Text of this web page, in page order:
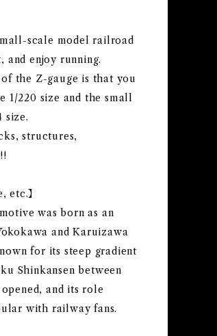
scale model railroad
enjoy running.
the Z-gauge is that you
1/220 size and the small
size.
structures,
etc.】
was born as an
and Karuizawa
for its steep gradient
Shinkansen between
and its role
with railway fans.